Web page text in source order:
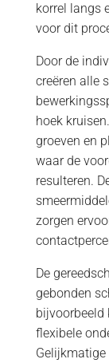
korrel langs
voor dit
Door de
creëren alle
hoek
groeven en
waar de
resulteren.
zorgen
De
gebonden
bijvoorbeeld
flexibele